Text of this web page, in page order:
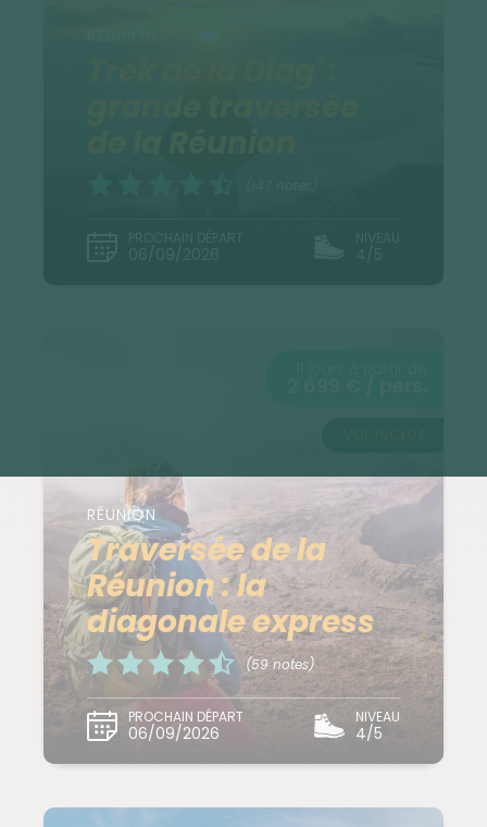
RÉUNION
Traversée de la
Réunion : la
diagonale express
(59 notes)
PROCHAIN DÉPART
06/09/2026
NIVEAU
4/5